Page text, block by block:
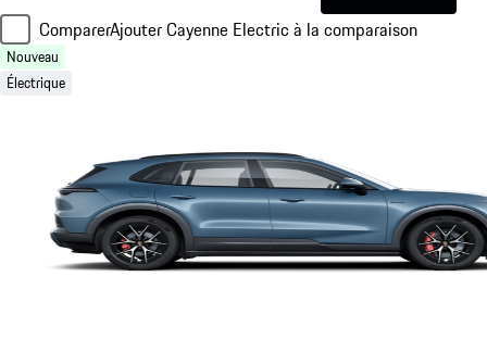
ComparerAjouter Cayenne Electric à la comparaison
Nouveau
Électrique